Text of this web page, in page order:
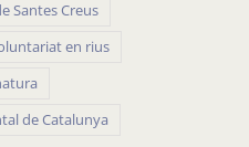
Santes Creus
en rius
de Catalunya